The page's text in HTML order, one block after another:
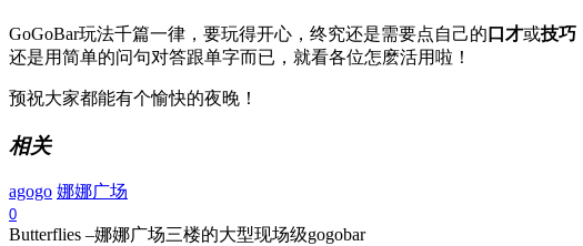
GoGoBar玩法千篇一律，要玩得开心，终究还是需要点自己的 口才或技巧
还是用简单的问句对答跟单字而已，就看各位怎麽活用啦！
预祝大家都能有个愉快的夜晚！
相关
agogo 娜娜广场
0
Butterflies –娜娜广场三楼的大型现场级gogobar